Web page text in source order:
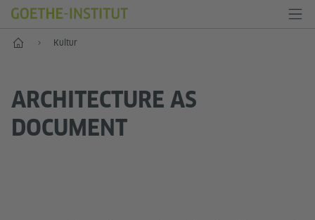
Start Kultur
ARCHITECTURE AS
DOCUMENT